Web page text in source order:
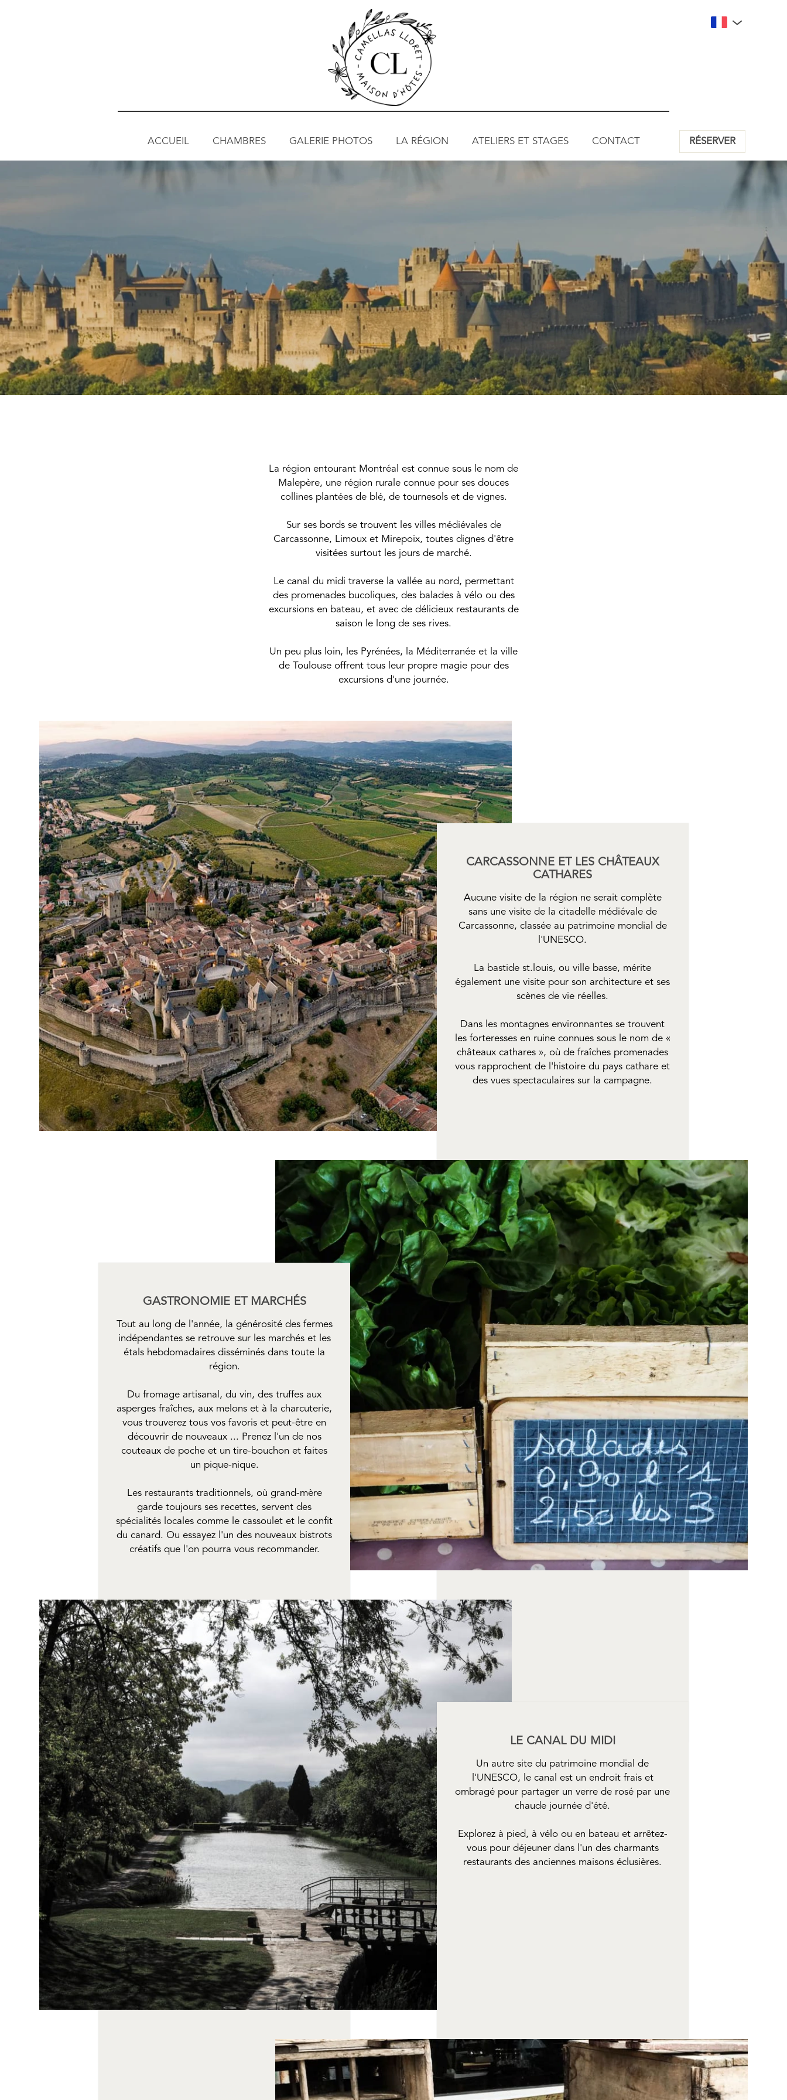
ACCUEIL CHAMBRES GALERIE PHOTOS LA RÉGION ATELIERS ET STAGES CONTACT RÉSERVER
La région entourant Montréal est connue sous le nom de
Malepère, une région rurale connue pour ses douces
collines plantées de blé, de tournesols et de vignes.
Sur ses bords se trouvent les villes médiévales de
Carcassonne, Limoux et Mirepoix, toutes dignes d'être
visitées surtout les jours de marché.
Le canal du midi traverse la vallée au nord, permettant
des promenades bucoliques, des balades à vélo ou des
excursions en bateau, et avec de délicieux restaurants de
saison le long de ses rives.
Un peu plus loin, les Pyrénées, la Méditerranée et la ville
de Toulouse offrent tous leur propre magie pour des
excursions d'une journée.
CARCASSONNE ET LES CHÂTEAUX
CATHARES
Aucune visite de la région ne serait complète
sans une visite de la citadelle médiévale de
Carcassonne, classée au patrimoine mondial de
l'UNESCO.
La bastide st.louis, ou ville basse, mérite
également une visite pour son architecture et ses
scènes de vie réelles.
Dans les montagnes environnantes se trouvent
les forteresses en ruine connues sous le nom de «
châteaux cathares », où de fraîches promenades
vous rapprochent de l'histoire du pays cathare et
des vues spectaculaires sur la campagne.
GASTRONOMIE ET MARCHÉS
Tout au long de l'année, la générosité des fermes
indépendantes se retrouve sur les marchés et les
étals hebdomadaires disséminés dans toute la
région.
Du fromage artisanal, du vin, des truffes aux
asperges fraîches, aux melons et à la charcuterie,
vous trouverez tous vos favoris et peut-être en
découvrir de nouveaux ... Prenez l'un de nos
couteaux de poche et un tire-bouchon et faites
un pique-nique.
Les restaurants traditionnels, où grand-mère
garde toujours ses recettes, servent des
spécialités locales comme le cassoulet et le confit
du canard. Ou essayez l'un des nouveaux bistrots
créatifs que l'on pourra vous recommander.
LE CANAL DU MIDI
Un autre site du patrimoine mondial de
l'UNESCO, le canal est un endroit frais et
ombragé pour partager un verre de rosé par une
chaude journée d'été.
Explorez à pied, à vélo ou en bateau et arrêtez-
vous pour déjeuner dans l'un des charmants
restaurants des anciennes maisons éclusières.